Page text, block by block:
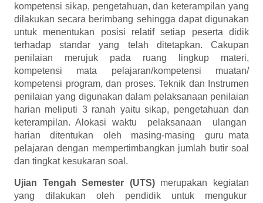
kompetensi sikap, pengetahuan, dan keterampilan yang
dilakukan secara berimbang sehingga dapat digunakan
untuk menentukan posisi relatif setiap peserta didik
terhadap standar yang telah ditetapkan. Cakupan
penilaian merujuk pada ruang lingkup materi,
kompetensi mata pelajaran/kompetensi muatan/
kompetensi program, dan proses. Teknik dan Instrumen
penilaian yang digunakan dalam pelaksanaan penilaian
harian meliputi 3 ranah yaitu sikap, pengetahuan dan
keterampilan. Alokasi waktu pelaksanaan ulangan
harian ditentukan oleh masing-masing guru mata
pelajaran dengan mempertimbangkan jumlah butir soal
dan tingkat kesukaran soal.
Ujian Tengah Semester (UTS)merupakan kegiatan
yang dilakukan oleh pendidik untuk mengukur